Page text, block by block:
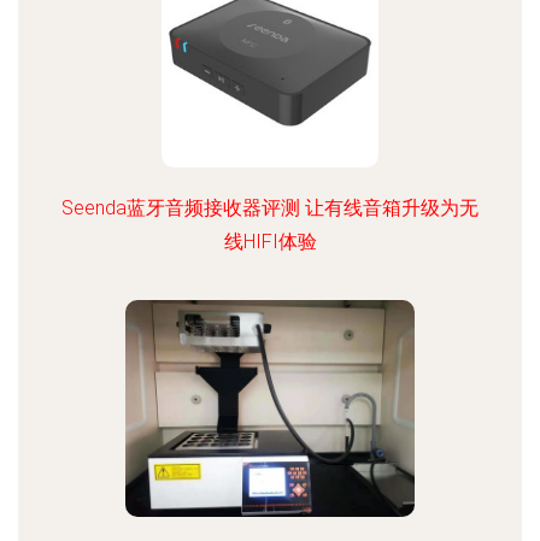
Seenda蓝牙音频接收器评测 让有线音箱升级为无
线HIFI体验